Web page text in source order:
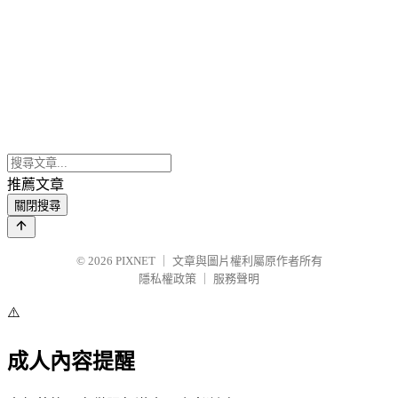
推薦文章
關閉搜尋
© 2026 PIXNET
文章與圖片權利屬原作者所有
隱私權政策
服務聲明
⚠️
成人內容提醒